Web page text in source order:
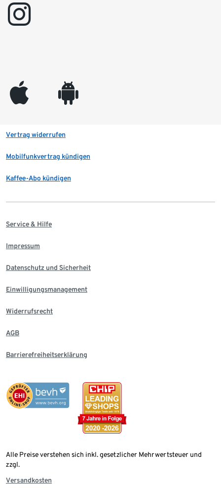
instagram
appleinc android
Vertrag widerrufen
Mobilfunkvertrag kündigen
Kaffee-Abo kündigen
Service & Hilfe
Impressum
Datenschutz und Sicherheit
Einwilligungsmanagement
Widerrufsrecht
AGB
Barrierefreiheitserklärung
Alle Preise verstehen sich inkl. gesetzlicher Mehrwertsteuer und
zzgl.
Versandkosten